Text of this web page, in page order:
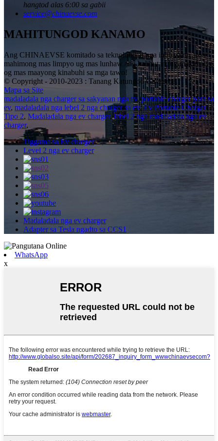
hangtod alas 6:00 sa gabii
service@chinaevse.com
MAHITUNGOD KANAMO
Ang CHINAEVSE komitado sa teknolohikal nga inobasyon aron
mahimong mas limpyo ug mas lunhaw ang kalibutan, ug makahatag
og mas maayong kinabuhi sa mga tawo!
© Copyright - 2010-2023 : Tanang Katungod Gireserba.
Mapa sa Site
madaladala nga charger sa sakyanan nga ev,portable charger para sa
ev, madaladala nga lebel 2 nga charger sa ev,Ev Portable Charger
Tipo 2, Madaladala nga ev charger,lebel 2 nga madaladala nga ev
charger,
Tiggama sa Ev charger
Level 2 nga ev charger
Madaladala nga ev charger
Adapter sa Tesla ngadto sa CCS1
WhatsApp
x